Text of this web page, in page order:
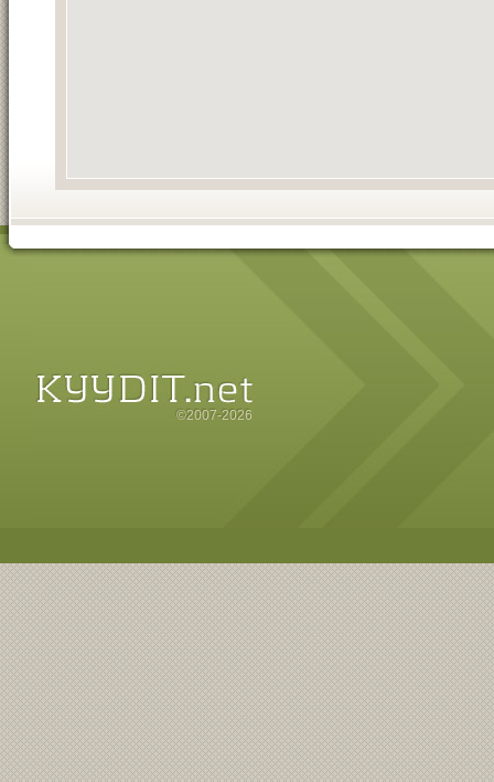
©2007-2026